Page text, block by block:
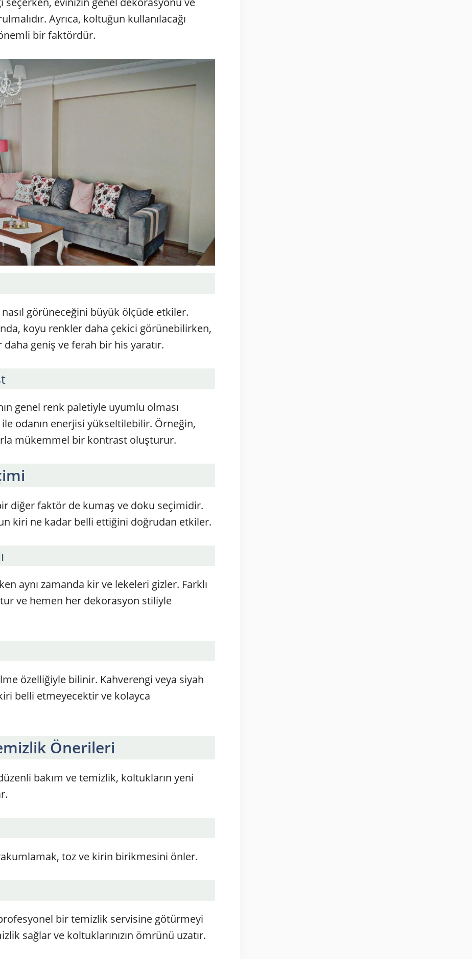
Ayrıca, koltuğun kullanılacağı
bir faktördür.
görüneceğini büyük ölçüde etkiler.
koyu renkler daha çekici görünebilirken,
daha geniş ve ferah bir his yaratır.
genel renk paletiyle uyumlu olması
odanın enerjisi yükseltilebilir. Örneğin,
mükemmel bir kontrast oluşturur.
diğer faktör de kumaş ve doku seçimidir.
kiri ne kadar belli ettiğini doğrudan etkiler.
aynı zamanda kir ve lekeleri gizler. Farklı
ve hemen her dekorasyon stiliyle
özelliğiyle bilinir. Kahverengi veya siyah
belli etmeyecektir ve kolayca
Önerileri
bakım ve temizlik, koltukların yeni
toz ve kirin birikmesini önler.
profesyonel bir temizlik servisine götürmeyi
sağlar ve koltuklarınızın ömrünü uzatır.